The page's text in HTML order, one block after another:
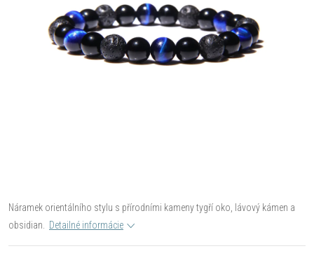
Náramek orientálního stylu s přírodními kameny tygří oko, lávový kámen a
obsidian.
Detailné informácie